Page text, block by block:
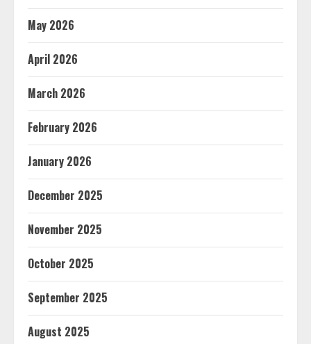
May 2026
April 2026
March 2026
February 2026
January 2026
December 2025
November 2025
October 2025
September 2025
August 2025